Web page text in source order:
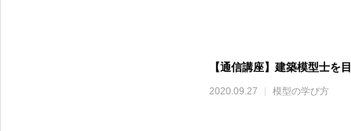
【通信講座】建築模型士を
2020.09.27 模型の学び方